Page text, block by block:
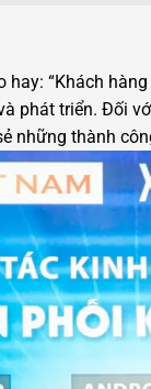
“Khách
phát triển. Đối
những thành